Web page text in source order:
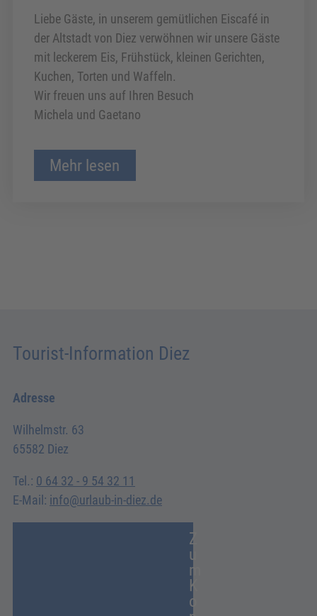
Liebe Gäste, in unserem gemütlichen Eiscafé in
der Altstadt von Diez verwöhnen wir unsere Gäste
mit leckerem Eis, Frühstück, kleinen Gerichten,
Kuchen, Torten und Waffeln.
Wir freuen uns auf Ihren Besuch
Michela und Gaetano
Mehr lesen
Tourist-Information Diez
Adresse
Wilhelmstr. 63
65582 Diez
Tel.: 0 64 32 - 9 54 32 11
E-Mail: info@urlaub-in-diez.de
Z
u
m
K
o